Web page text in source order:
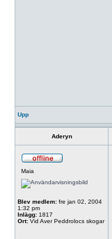
Upp
Aderyn
Maia
Blev medlem: fre jan 02, 2004
1:32 pm
Inlägg: 1817
Ort: Vid Aver Peddrolocs skogar